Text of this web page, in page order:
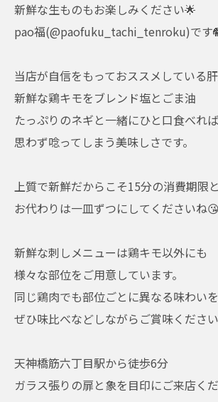
新鮮な生ものもお楽しみください🌟
pao福(@paofuku_tachi_tenroku)です
当店が自信をもっておススメしている
新鮮な鶏キモをブレンド塩とごま油
たっぷりのネギと一緒にひと口食べれば
思わず唸ってしまう美味しさです。
上質で新鮮だからこそ15分の消費期限
お代わりは一皿ずつにしてくださいね😘
新鮮な刺しメニューは鶏キモ以外にも
様々な部位をご用意しています。
同じ鶏肉でも部位ごとに異なる味わい
ぜひ味比べなどしながらご賞味くださ
天神橋筋六丁目駅から徒歩6分
ガラス張りの扉と象を目印にご来店く